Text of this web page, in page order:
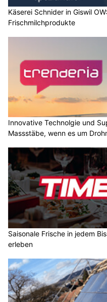
Käserei Schnider in Giswil
Frischmilchprodukte
Innovative Technolgie und
Massstäbe, wenn es um
Saisonale Frische in jedem
erleben